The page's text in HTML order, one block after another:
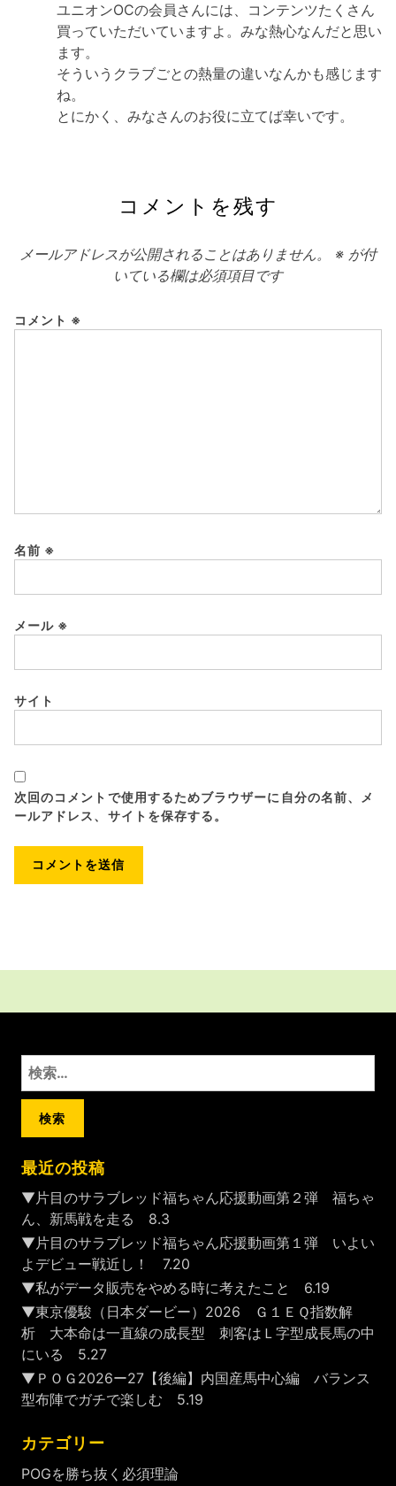
ユニオンOCの会員さんには、コンテンツたくさん
買っていただいていますよ。みな熱心なんだと思い
ます。
そういうクラブごとの熱量の違いなんかも感じます
ね。
とにかく、みなさんのお役に立てば幸いです。
コメントを残す
メールアドレスが公開されることはありません。 ※ が付
いている欄は必須項目です
コメント ※
名前 ※
メール ※
サイト
次回のコメントで使用するためブラウザーに自分の名前、メ
ールアドレス、サイトを保存する。
検
索:
最近の投稿
▼片目のサラブレッド福ちゃん応援動画第２弾 福ちゃ
ん、新馬戦を走る 8.3
▼片目のサラブレッド福ちゃん応援動画第１弾 いよい
よデビュー戦近し！ 7.20
▼私がデータ販売をやめる時に考えたこと 6.19
▼東京優駿（日本ダービー）2026 Ｇ１ＥＱ指数解
析 大本命は一直線の成長型 刺客はＬ字型成長馬の中
にいる 5.27
▼ＰＯＧ2026ー27【後編】内国産馬中心編 バランス
型布陣でガチで楽しむ 5.19
カテゴリー
POGを勝ち抜く必須理論